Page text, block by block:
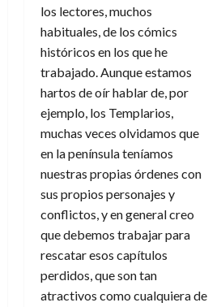
los lectores, muchos
habituales, de los cómics
históricos en los que he
trabajado. Aunque estamos
hartos de oír hablar de, por
ejemplo, los Templarios,
muchas veces olvidamos que
en la península teníamos
nuestras propias órdenes con
sus propios personajes y
conflictos, y en general creo
que debemos trabajar para
rescatar esos capítulos
perdidos, que son tan
atractivos como cualquiera de